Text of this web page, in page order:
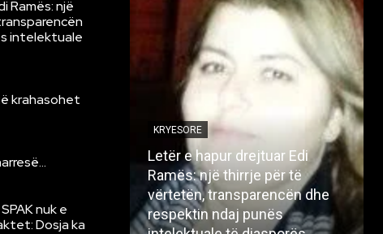
Ramës: një
intelektuale
krahasohet
nuk e
Dosja ka
KRYESORE
Letër e hapur drejtuar Edi
Ramës: një thirrje për të
vërtetën, transparencën dhe
respektin ndaj punës